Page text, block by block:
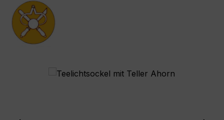
Bildergalerie überspringen